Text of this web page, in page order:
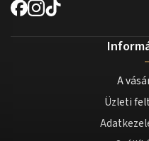
A
Üzleti